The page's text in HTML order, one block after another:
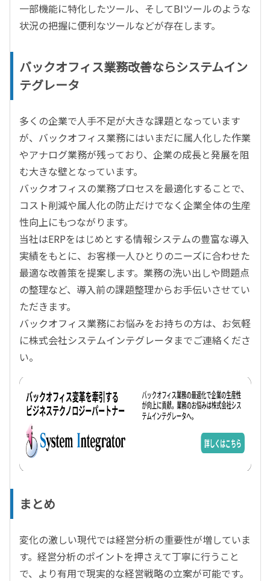
一部機能に特化したツール、そしてBIツールのような
状況の把握に便利なツールなどが存在します。
バックオフィス業務改善ならシステムイン
テグレータ
多くの企業で人手不足が大きな課題となっています
が、バックオフィス業務にはいまだに属人化した作業
やアナログ業務が残っており、企業の成長と発展を阻
む大きな壁となっています。
バックオフィスの業務プロセスを最適化することで、
コスト削減や属人化の防止だけでなく企業全体の生産
性向上にもつながります。
当社はERPをはじめとする情報システムの豊富な導入
実績をもとに、お客様一人ひとりのニーズに合わせた
最適な改善策を提案します。業務の洗い出しや問題点
の整理など、導入前の課題整理からお手伝いさせてい
ただきます。
バックオフィス業務にお悩みをお持ちの方は、お気軽
に株式会社システムインテグレータまでご連絡くださ
い。
まとめ
変化の激しい現代では経営分析の重要性が増していま
す。経営分析のポイントを押さえて丁寧に行うこと
で、より有用で現実的な経営戦略の立案が可能です。